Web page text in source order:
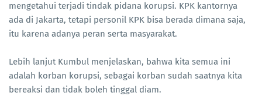
mengetahui terjadi tindak pidana korupsi. KPK kantornya
ada di Jakarta, tetapi personil KPK bisa berada dimana saja,
itu karena adanya peran serta masyarakat.
Lebih lanjut Kumbul menjelaskan, bahwa kita semua ini
adalah korban korupsi, sebagai korban sudah saatnya kita
bereaksi dan tidak boleh tinggal diam.